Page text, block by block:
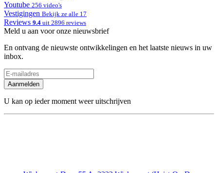
Youtube 256 video's
Vestigingen Bekijk ze alle 17
Reviews 9.4 uit 2896 reviews
Meld u aan voor onze nieuwsbrief
En ontvang de nieuwste ontwikkelingen en het laatste nieuws in uw
inbox.
Aanmelden
U kan op ieder moment weer uitschrijven